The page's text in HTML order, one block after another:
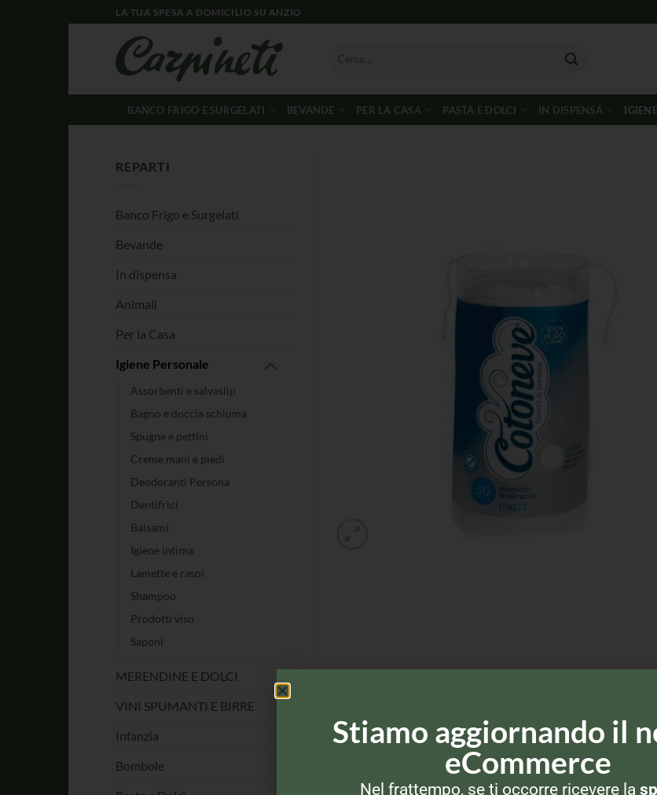
LA TUA SPESA A DOMICILIO SU ANZIO
BANCO FRIGO E SURGELATI BEVANDE PER LA CASA PASTA E DOLCI IN DISPENSA
REPARTI
Banco Frigo e Surgelati
Bevande
In dispensa
Animali
Per la Casa
Igiene Personale
Assorbenti e salvaslip
Bagno e doccia schiuma
Spugne e pettini
Creme mani e piedi
Deodoranti Persona
Dentifrici
Balsami
Igiene intima
Lamette e rasoi
Shampoo
Prodotti viso
Saponi
MERENDINE E DOLCI
VINI SPUMANTI E BIRRE
Infanzia
Bombole
Stiamo aggiornando il
eCommerce
Nel frattempo, se ti occorre ricevere la